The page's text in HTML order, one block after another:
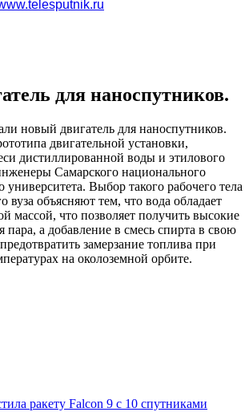
для наноспутников.
новый двигатель для наноспутников.
двигательной установки,
дистиллированной воды и этилового
Самарского национального
университета. Выбор такого рабочего тела
вуза объясняют тем, что вода обладает
массой, что позволяет получить высокие
пара, а добавление в смесь спирта в свою
замерзание топлива при
на околоземной орбите.
ракету Falcon 9 с 10 спутниками